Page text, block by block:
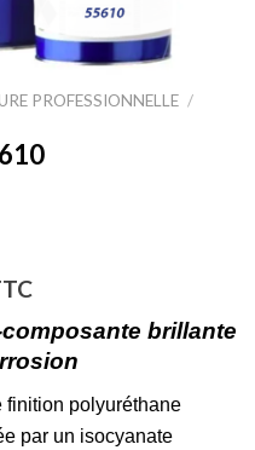
PROFESSIONNELLE /
:
brillante
finition polyuréthane
par un isocyanate